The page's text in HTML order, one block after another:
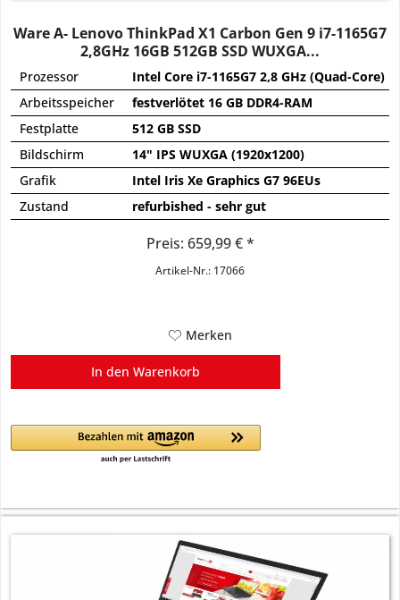
Ware A- Lenovo ThinkPad X1 Carbon Gen 9 i7-1165G7
2,8GHz 16GB 512GB SSD WUXGA...
Prozessor
Intel Core i7-1165G7 2,8 GHz (Quad-Core)
Arbeitsspeicher
festverlötet 16 GB DDR4-RAM
Festplatte
512 GB SSD
Bildschirm
14" IPS WUXGA (1920x1200)
Grafik
Intel Iris Xe Graphics G7 96EUs
Zustand
refurbished - sehr gut
Preis: 659,99 € *
Artikel-Nr.: 17066
Merken
In den Warenkorb